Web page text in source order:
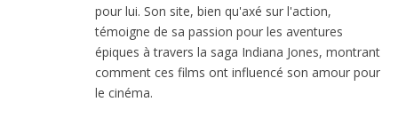
pour lui. Son site, bien qu'axé sur l'action,
témoigne de sa passion pour les aventures
épiques à travers la saga Indiana Jones, montrant
comment ces films ont influencé son amour pour
le cinéma.